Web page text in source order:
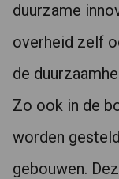
duurzame
overheid zelf
de
Zo ook in de
worden
gebouwen.